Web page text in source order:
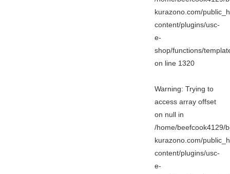
kurazono.com/
content/plugins/usc-
e-
shop/functions/
on line 1320
Warning: Trying to
access array offset
on null in
/home/beefcook4129/
kurazono.com/
content/plugins/usc-
e-